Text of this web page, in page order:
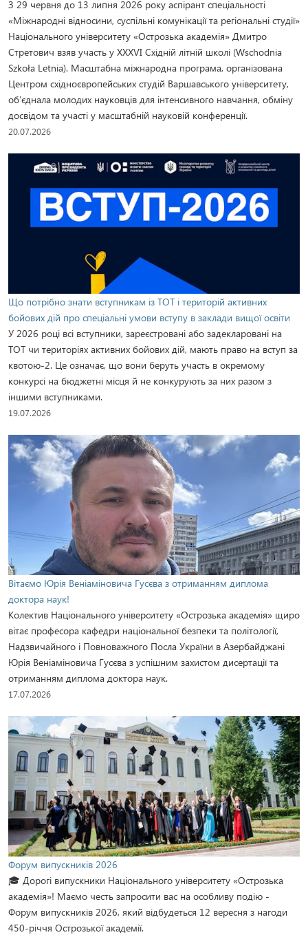
З 29 червня до 13 липня 2026 року аспірант спеціальності
«Міжнародні відносини, суспільні комунікації та регіональні студії»
Національного університету «Острозька академія» Дмитро
Стретович взяв участь у XXXVI Східній літній школі (Wschodnia
Szkoła Letnia). Масштабна міжнародна програма, організована
Центром східноєвропейських студій Варшавського університету,
об’єднала молодих науковців для інтенсивного навчання, обміну
досвідом та участі у масштабній науковій конференції.
20.07.2026
Що потрібно знати вступникам із ТОТ і територій активних
бойових дій про спеціальні умови вступу в заклади вищої освіти
У 2026 році всі вступники, зареєстровані або задекларовані на
ТОТ чи територіях активних бойових дій, мають право на вступ за
квотою-2. Це означає, що вони беруть участь в окремому
конкурсі на бюджетні місця й не конкурують за них разом з
іншими вступниками.
19.07.2026
Вітаємо Юрія Веніаміновича Гусєва з отриманням диплома
доктора наук!
Колектив Національного університету «Острозька академія» щиро
вітає професора кафедри національної безпеки та політології,
Надзвичайного і Повноважного Посла України в Азербайджані
Юрія Веніаміновича Гусєва з успішним захистом дисертації та
отриманням диплома доктора наук.
17.07.2026
Форум випускників 2026
🎓 Дорогі випускники Національного університету «Острозька
академія»! Маємо честь запросити вас на особливу подію -
Форум випускників 2026, який відбудеться 12 вересня з нагоди
450-річчя Острозької академії.